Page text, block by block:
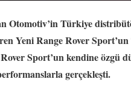
Otomotiv’in Türkiye
Yeni Range Rover
Sport’un kendine özgü
gerçekleşti.